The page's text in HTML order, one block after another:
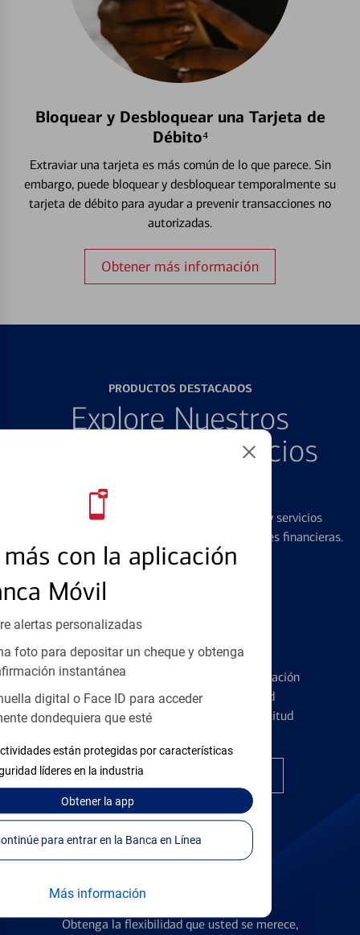
con la aplicación
Móvil
alertas personalizadas
foto para depositar un cheque y obtenga
instantánea
digital o Face ID para acceder
dondequiera que esté
están protegidas por características
líderes en la industria
Obtenerla app
Continúe para entrar en la Banca en Línea
Más información
Bloquear y Desbloquear una Tarjeta de
Débito⁴
Extraviar una tarjeta es más común de lo que parece. Sin
embargo, puede bloquear y desbloquear temporalmente su
tarjeta de débito para ayudar a prevenir transacciones no
autorizadas.
Obtener más información
PRODUCTOS DESTACADOS
Explore Nuestros
Productos y Servicios
Destacados
Ofrecemos una amplia gama de productos y servicios
diseñados para ayudar con todas sus necesidades financieras.
Tarjetas de Crédito
Conozca los pormenores de la administración
de tarjetas de crédito y la identidad
financiera antes de presentar una solicitud
Encuentre la tarjeta correcta
Cuentas de Cheques
Obtenga la flexibilidad que usted se merece,